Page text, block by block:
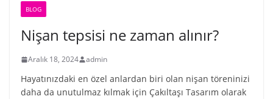
BLOG
Nişan tepsisi ne zaman alınır?
Aralık 18, 2024 admin
Hayatınızdaki en özel anlardan biri olan nişan töreninizi
daha da unutulmaz kılmak için Çakıltaşı Tasarım olarak